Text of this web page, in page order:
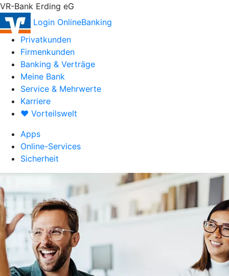
VR-Bank Erding eG
Login OnlineBanking
Privatkunden
Firmenkunden
Banking & Verträge
Meine Bank
Service & Mehrwerte
Karriere
♥ Vorteilswelt
Apps
Online-Services
Sicherheit